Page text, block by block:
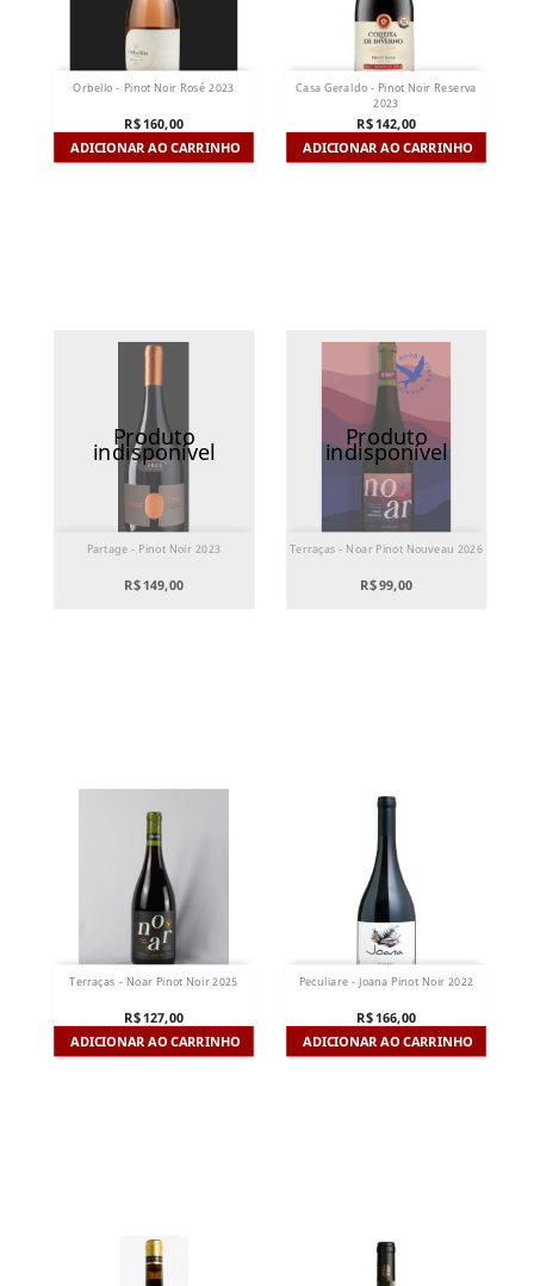
Orbello - Pinot Noir Rosé 2023
R$ 160,00
ADICIONAR AO CARRINHO
Casa Geraldo - Pinot Noir Reserva
2023
R$ 142,00
ADICIONAR AO CARRINHO
Produto
indisponível
Partage - Pinot Noir 2023
R$ 149,00
Produto
indisponível
Terraças - Noar Pinot Nouveau 2026
R$ 99,00
Terraças - Noar Pinot Noir 2025
R$ 127,00
ADICIONAR AO CARRINHO
Peculiare - Joana Pinot Noir 2022
R$ 166,00
ADICIONAR AO CARRINHO